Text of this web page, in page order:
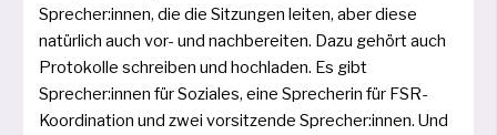
Sprecher:innen, die die Sitzungen lei­ten, aber die­se
natür­lich auch vor- und nach­be­rei­ten. Dazu gehört auch
Protokolle schrei­ben und hoch­la­den. Es gibt
Sprecher:innen für Soziales, eine Sprecherin für FSR-
Koordination und zwei vor­sit­zen­de Sprecher:innen. Und